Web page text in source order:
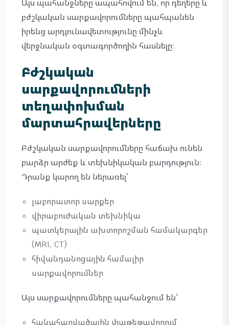
Այս պահանջները ապահովում են, որ դեղերը և
բժշկական սարքավորումները պահպանեն
իրենց արդյունավետությունը մինչև
վերջնական օգտագործողին հասնելը։
Բժշկական
սարքավորումների
տեղափոխման
մարտահրավերները
Բժշկական սարքավորումները հաճախ ունեն
բարձր արժեք և տեխնիկական բարդություն։
Դրանք կարող են ներառել՝
լաբորատոր սարքեր
վիրաբուժական տեխնիկա
պատկերային ախտորոշման համակարգեր
(MRI, CT)
հիվանդանոցային համալիր
սարքավորումներ
Այս սարքավորումները պահանջում են՝
հակահարվածային փաթեթավորում